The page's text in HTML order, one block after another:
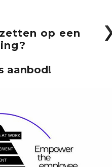
op een
aanbod!